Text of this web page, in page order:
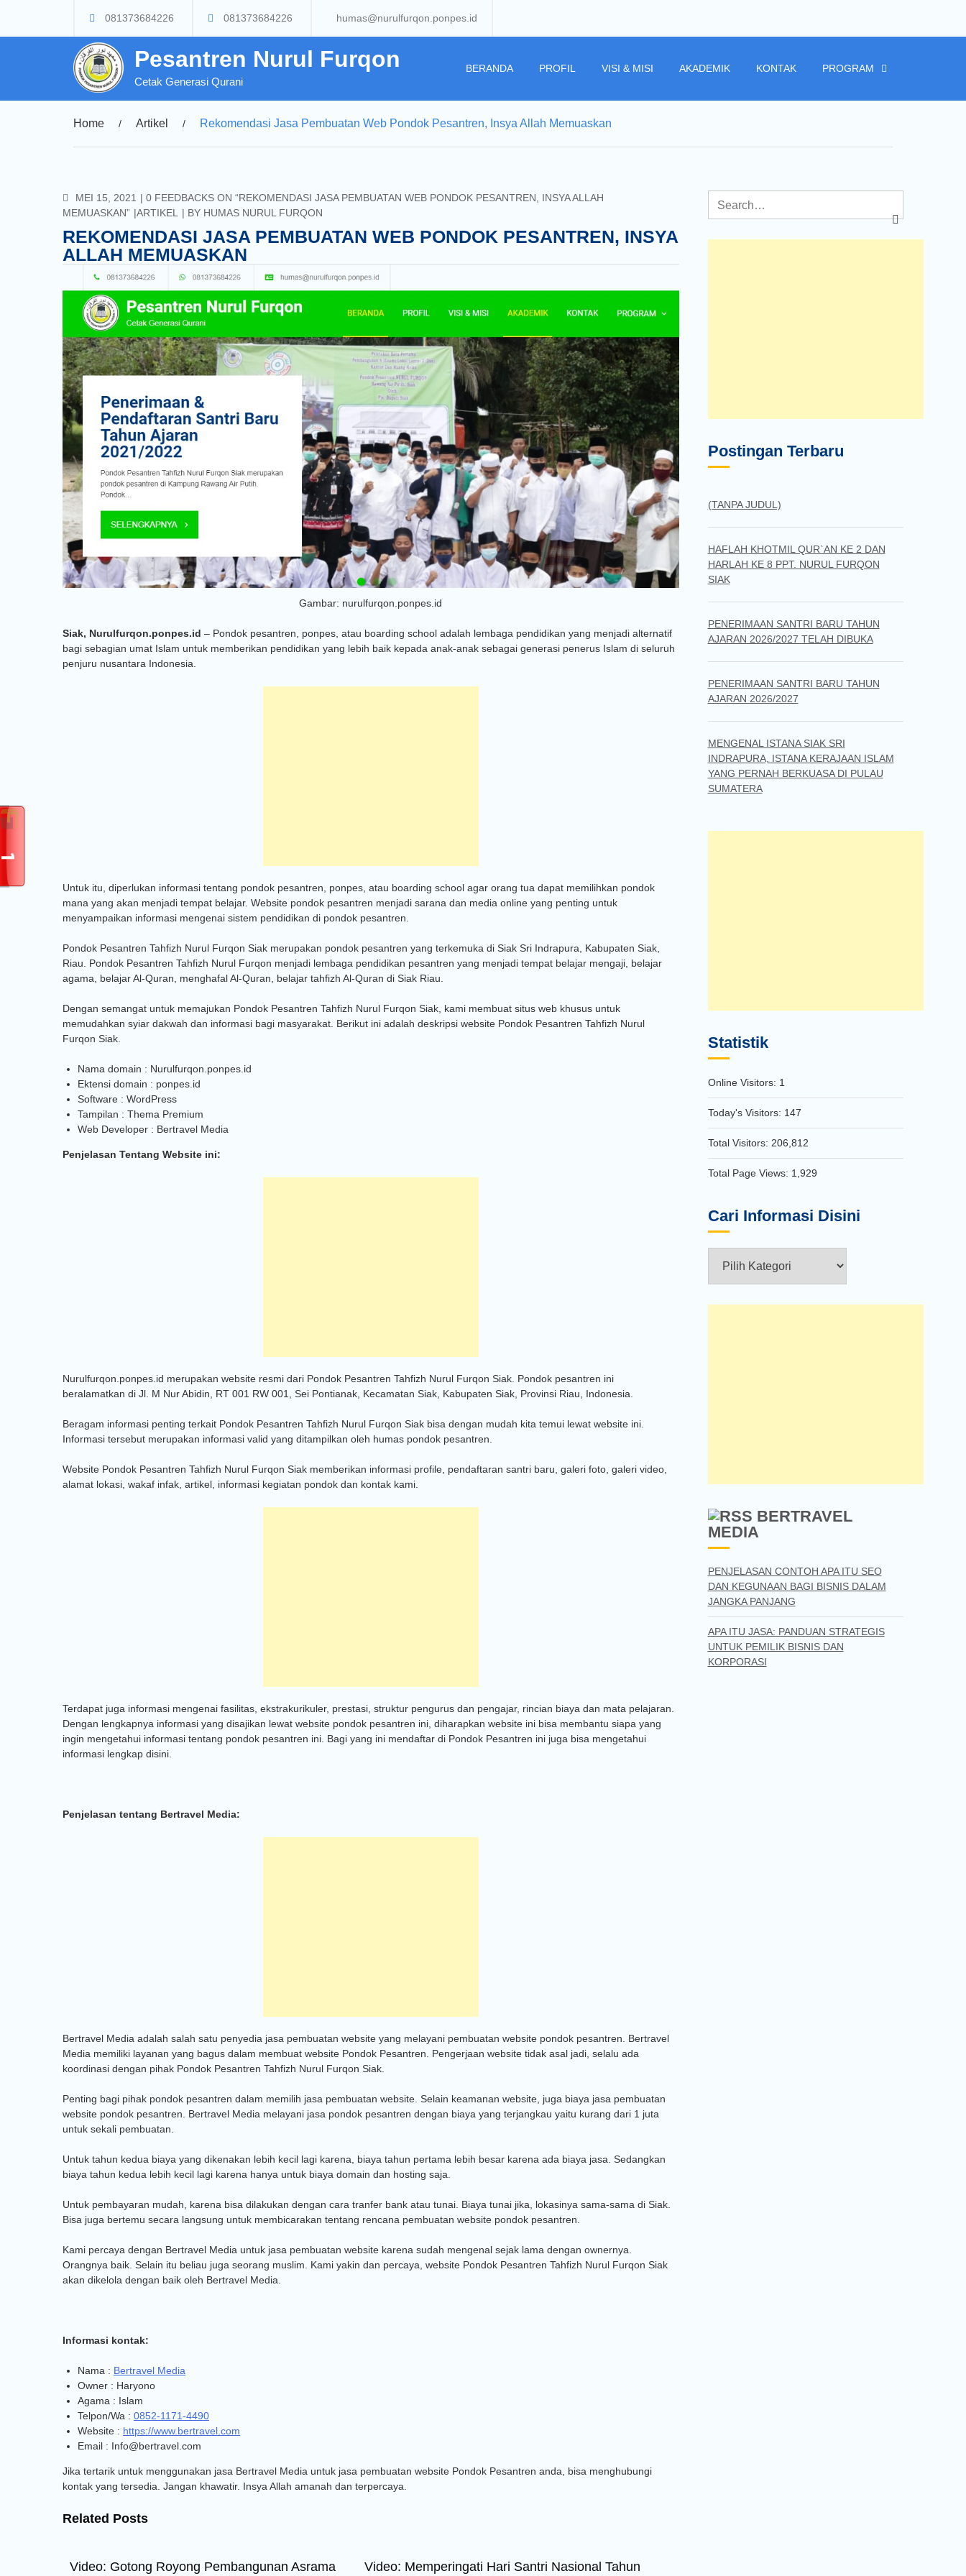
content
081373684226 081373684226 humas@nurulfurqon.ponpes.id
Pesantren Nurul Furqon
Cetak Generasi Qurani
BERANDA PROFIL VISI & MISI AKADEMIK KONTAK PROGRAM
Home Artikel Rekomendasi Jasa Pembuatan Web Pondok Pesantren, Insya Allah Memuaskan
MEI 15, 2021 COMMENTS
0 FEEDBACKS ON “REKOMENDASI JASA PEMBUATAN WEB PONDOK PESANTREN, INSYA ALLAH
MEMUASKAN” ARTIKEL BY HUMAS NURUL FURQON
REKOMENDASI JASA PEMBUATAN WEB PONDOK PESANTREN, INSYA
ALLAH MEMUASKAN
Gambar: nurulfurqon.ponpes.id
Siak, Nurulfurqon.ponpes.id – Pondok pesantren, ponpes, atau boarding school adalah lembaga pendidikan yang menjadi alternatif
bagi sebagian umat Islam untuk memberikan pendidikan yang lebih baik kepada anak-anak sebagai generasi penerus Islam di seluruh
penjuru nusantara Indonesia.
Untuk itu, diperlukan informasi tentang pondok pesantren, ponpes, atau boarding school agar orang tua dapat memilihkan pondok
mana yang akan menjadi tempat belajar. Website pondok pesantren menjadi sarana dan media online yang penting untuk
menyampaikan informasi mengenai sistem pendidikan di pondok pesantren.
Pondok Pesantren Tahfizh Nurul Furqon Siak merupakan pondok pesantren yang terkemuka di Siak Sri Indrapura, Kabupaten Siak,
Riau. Pondok Pesantren Tahfizh Nurul Furqon menjadi lembaga pendidikan pesantren yang menjadi tempat belajar mengaji, belajar
agama, belajar Al-Quran, menghafal Al-Quran, belajar tahfizh Al-Quran di Siak Riau.
Dengan semangat untuk memajukan Pondok Pesantren Tahfizh Nurul Furqon Siak, kami membuat situs web khusus untuk
memudahkan syiar dakwah dan informasi bagi masyarakat. Berikut ini adalah deskripsi website Pondok Pesantren Tahfizh Nurul
Furqon Siak.
Nama domain : Nurulfurqon.ponpes.id
Ektensi domain : ponpes.id
Software : WordPress
Tampilan : Thema Premium
Web Developer : Bertravel Media
Penjelasan Tentang Website ini:
Nurulfurqon.ponpes.id merupakan website resmi dari Pondok Pesantren Tahfizh Nurul Furqon Siak. Pondok pesantren ini
beralamatkan di Jl. M Nur Abidin, RT 001 RW 001, Sei Pontianak, Kecamatan Siak, Kabupaten Siak, Provinsi Riau, Indonesia.
Beragam informasi penting terkait Pondok Pesantren Tahfizh Nurul Furqon Siak bisa dengan mudah kita temui lewat website ini.
Informasi tersebut merupakan informasi valid yang ditampilkan oleh humas pondok pesantren.
Website Pondok Pesantren Tahfizh Nurul Furqon Siak memberikan informasi profile, pendaftaran santri baru, galeri foto, galeri video,
alamat lokasi, wakaf infak, artikel, informasi kegiatan pondok dan kontak kami.
Terdapat juga informasi mengenai fasilitas, ekstrakurikuler, prestasi, struktur pengurus dan pengajar, rincian biaya dan mata pelajaran.
Dengan lengkapnya informasi yang disajikan lewat website pondok pesantren ini, diharapkan website ini bisa membantu siapa yang
ingin mengetahui informasi tentang pondok pesantren ini. Bagi yang ini mendaftar di Pondok Pesantren ini juga bisa mengetahui
informasi lengkap disini.
Penjelasan tentang Bertravel Media:
Bertravel Media adalah salah satu penyedia jasa pembuatan website yang melayani pembuatan website pondok pesantren. Bertravel
Media memiliki layanan yang bagus dalam membuat website Pondok Pesantren. Pengerjaan website tidak asal jadi, selalu ada
koordinasi dengan pihak Pondok Pesantren Tahfizh Nurul Furqon Siak.
Penting bagi pihak pondok pesantren dalam memilih jasa pembuatan website. Selain keamanan website, juga biaya jasa pembuatan
website pondok pesantren. Bertravel Media melayani jasa pondok pesantren dengan biaya yang terjangkau yaitu kurang dari 1 juta
untuk sekali pembuatan.
Untuk tahun kedua biaya yang dikenakan lebih kecil lagi karena, biaya tahun pertama lebih besar karena ada biaya jasa. Sedangkan
biaya tahun kedua lebih kecil lagi karena hanya untuk biaya domain dan hosting saja.
Untuk pembayaran mudah, karena bisa dilakukan dengan cara tranfer bank atau tunai. Biaya tunai jika, lokasinya sama-sama di Siak.
Bisa juga bertemu secara langsung untuk membicarakan tentang rencana pembuatan website pondok pesantren.
Kami percaya dengan Bertravel Media untuk jasa pembuatan website karena sudah mengenal sejak lama dengan ownernya.
Orangnya baik. Selain itu beliau juga seorang muslim. Kami yakin dan percaya, website Pondok Pesantren Tahfizh Nurul Furqon Siak
akan dikelola dengan baik oleh Bertravel Media.
Informasi kontak:
Nama : Bertravel Media
Owner : Haryono
Agama : Islam
Telpon/Wa : 0852-1171-4490
Website : https://www.bertravel.com
Email : Info@bertravel.com
Jika tertarik untuk menggunakan jasa Bertravel Media untuk jasa pembuatan website Pondok Pesantren anda, bisa menghubungi
kontak yang tersedia. Jangan khawatir. Insya Allah amanah dan terpercaya.
Related Posts
Video: Gotong Royong Pembangunan Asrama Video: Memperingati Hari Santri Nasional Tahun
Postingan Terbaru
(TANPA JUDUL)
HAFLAH KHOTMIL QUR`AN KE 2 DAN
HARLAH KE 8 PPT. NURUL FURQON
SIAK
PENERIMAAN SANTRI BARU TAHUN
AJARAN 2026/2027 TELAH DIBUKA
PENERIMAAN SANTRI BARU TAHUN
AJARAN 2026/2027
MENGENAL ISTANA SIAK SRI
INDRAPURA, ISTANA KERAJAAN ISLAM
YANG PERNAH BERKUASA DI PULAU
SUMATERA
Statistik
Online Visitors: 1
Today's Visitors: 147
Total Visitors: 206,812
Total Page Views: 1,929
Cari Informasi Disini
Informasi
Disini
BERTRAVEL
MEDIA
PENJELASAN CONTOH APA ITU SEO
DAN KEGUNAAN BAGI BISNIS DALAM
JANGKA PANJANG
APA ITU JASA: PANDUAN STRATEGIS
UNTUK PEMILIK BISNIS DAN
KORPORASI